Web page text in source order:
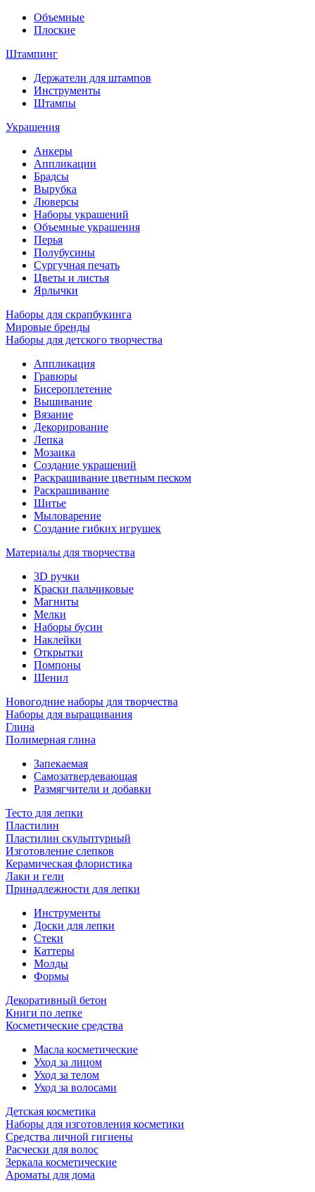
Объемные
Плоские
Штампинг
Держатели для штампов
Инструменты
Штампы
Украшения
Анкеры
Аппликации
Брадсы
Вырубка
Люверсы
Наборы украшений
Объемные украшения
Перья
Полубусины
Сургучная печать
Цветы и листья
Ярлычки
Наборы для скрапбукинга
Мировые бренды
Наборы для детского творчества
Аппликация
Гравюры
Бисероплетение
Вышивание
Вязание
Декорирование
Лепка
Мозаика
Создание украшений
Раскрашивание цветным песком
Раскрашивание
Шитье
Мыловарение
Создание гибких игрушек
Материалы для творчества
3D ручки
Краски пальчиковые
Магниты
Мелки
Наборы бусин
Наклейки
Открытки
Помпоны
Шенил
Новогодние наборы для творчества
Наборы для выращивания
Глина
Полимерная глина
Запекаемая
Самозатвердевающая
Размягчители и добавки
Тесто для лепки
Пластилин
Пластилин скульптурный
Изготовление слепков
Керамическая флористика
Лаки и гели
Принадлежности для лепки
Инструменты
Доски для лепки
Стеки
Каттеры
Молды
Формы
Декоративный бетон
Книги по лепке
Косметические средства
Масла косметические
Уход за лицом
Уход за телом
Уход за волосами
Детская косметика
Наборы для изготовления косметики
Средства личной гигиены
Расчески для волос
Зеркала косметические
Ароматы для дома